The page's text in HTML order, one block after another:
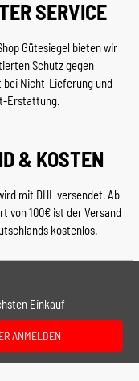
SERVICE
Gütesiegel bieten wir
Schutz gegen
bei Nicht-Lieferung und
Erstattung.
& KOSTEN
mit DHL versendet. Ab
von 100€ ist der Versand
kostenlos.
Einkauf
ANMELDEN